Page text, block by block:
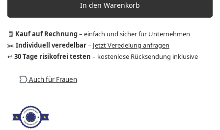
In den Warenkorb
🧾 Kauf auf Rechnung– einfach und sicher für Unternehmen
✂️ Individuell veredelbar– Jetzt Veredelung anfragen
↩️ 30 Tage risikofrei testen – kostenlose Rücksendung inklusive
Auch für Frauen